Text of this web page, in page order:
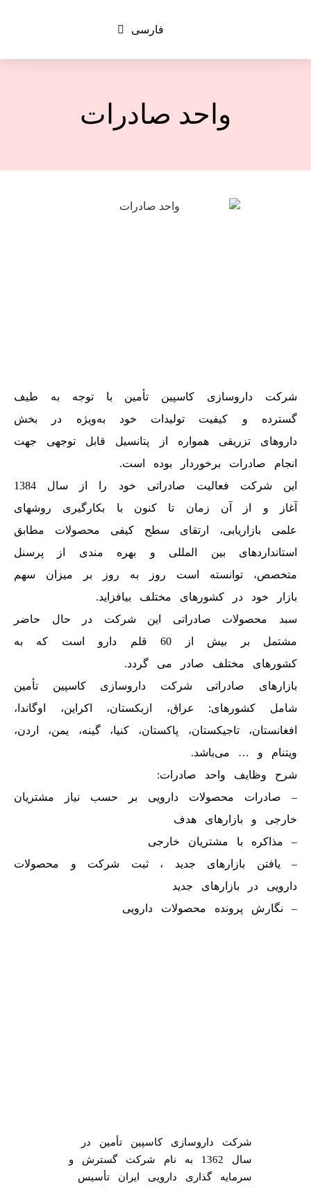
فارسیEnglish
واحد صادرات
شرکت داروسازی کاسپین تأمین با توجه به طیف
گسترده و کیفیت تولیدات خود به‌ویژه در بخش
داروهای تزریقی همواره از پتانسیل قابل توجهی جهت
انجام صادرات برخوردار بوده است.
این شرکت فعالیت صادراتی خود را از سال 1384
آغاز و از آن زمان تا کنون با بکارگیری روشهای
علمی بازاریابی، ارتقای سطح کیفی محصولات مطابق
استانداردهای بین المللی و بهره مندی از پرسنل
متخصص، توانسته است روز به روز بر میزان سهم
بازار خود در کشورهای مختلف بیافزاید.
سبد محصولات صادراتی این شرکت در حال حاضر
مشتمل بر بیش از 60 قلم دارو است که به
کشورهای مختلف صادر می گردد.
بازارهای صادراتی شرکت داروسازی کاسپین تأمین
شامل کشورهای: عراق، ازبکستان، اکراین، اوگاندا،
افغانستان، تاجیکستان، پاکستان، کنیا، گینه، یمن، اردن،
ویتنام و … می‌باشد.
شرح وظایف واحد صادرات:
– صادرات محصولات دارویی بر حسب نیاز مشتریان
خارجی و بازارهای هدف
– مذاکره با مشتریان خارجی
– یافتن بازارهای جدید ، ثبت شرکت و محصولات
دارویی در بازارهای جدید
– نگارش پرونده محصولات دارویی
شرکت داروسازی کاسپین تأمین در
سال 1362 به نام شرکت گسترش و
سرمایه گذاری دارویی ایران تأسیس